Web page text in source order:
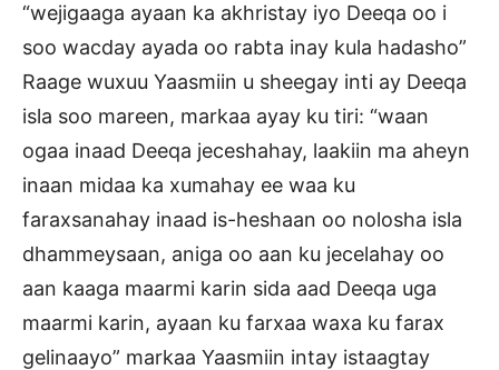
“wejigaaga ayaan ka akhristay iyo Deeqa oo i
soo wacday ayada oo rabta inay kula hadasho”
Raage wuxuu Yaasmiin u sheegay inti ay Deeqa
isla soo mareen, markaa ayay ku tiri: “waan
ogaa inaad Deeqa jeceshahay, laakiin ma aheyn
inaan midaa ka xumahay ee waa ku
faraxsanahay inaad is-heshaan oo nolosha isla
dhammeysaan, aniga oo aan ku jecelahay oo
aan kaaga maarmi karin sida aad Deeqa uga
maarmi karin, ayaan ku farxaa waxa ku farax
gelinaayo” markaa Yaasmiin intay istaagtay